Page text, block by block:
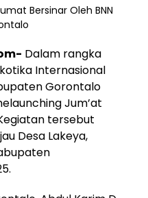
Dalam rangka
Internasional
Gorontalo
Jum’at
tersebut
Desa Lakeya,